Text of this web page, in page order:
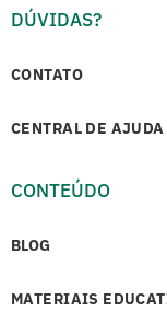
DÚVIDAS?
CONTATO
CENTRAL DE AJUDA
CONTEÚDO
BLOG
MATERIAIS